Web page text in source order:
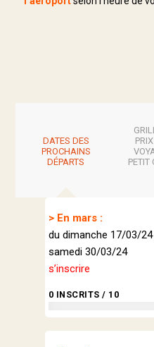
DATES DES
PROCHAINS
DÉPARTS
PETIT
> En mars :
du dimanche 17/03/24
samedi 30/03/24
s’inscrire
0 INSCRITS / 10